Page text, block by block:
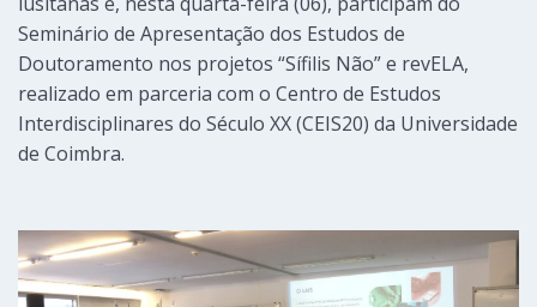
Seminário de Apresentação dos Estudos de
Doutoramento nos projetos “Sífilis Não” e revELA,
realizado em parceria com o Centro de Estudos
Interdisciplinares do Século XX (CEIS20) da Universidade
de Coimbra.